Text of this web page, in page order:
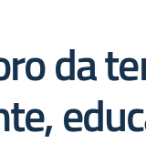
da